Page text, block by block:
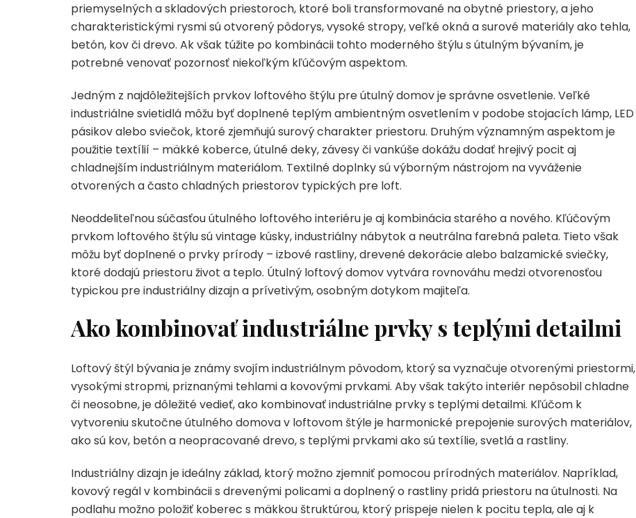
priemyselných a skladových priestoroch, ktoré boli transformované na obytné priestory, a jeho
charakteristickými rysmi sú otvorený pôdorys, vysoké stropy, veľké okná a surové materiály ako tehla,
betón, kov či drevo. Ak však túžite po kombinácii tohto moderného štýlu s útulným bývaním, je
potrebné venovať pozornosť niekoľkým kľúčovým aspektom.
Jedným z najdôležitejších prvkov loftového štýlu pre útulný domov je správne osvetlenie. Veľké
industriálne svietidlá môžu byť doplnené teplým ambientným osvetlením v podobe stojacích lámp, LED
pásikov alebo sviečok, ktoré zjemňujú surový charakter priestoru. Druhým významným aspektom je
použitie textílií – mäkké koberce, útulné deky, závesy či vankúše dokážu dodať hrejivý pocit aj
chladnejším industriálnym materiálom. Textilné doplnky sú výborným nástrojom na vyváženie
otvorených a často chladných priestorov typických pre loft.
Neoddeliteľnou súčasťou útulného loftového interiéru je aj kombinácia starého a nového. Kľúčovým
prvkom loftového štýlu sú vintage kúsky, industriálny nábytok a neutrálna farebná paleta. Tieto však
môžu byť doplnené o prvky prírody – izbové rastliny, drevené dekorácie alebo balzamické sviečky,
ktoré dodajú priestoru život a teplo. Útulný loftový domov vytvára rovnováhu medzi otvorenosťou
typickou pre industriálny dizajn a prívetivým, osobným dotykom majiteľa.
Ako kombinovať industriálne prvky s teplými detailmi
Loftový štýl bývania je známy svojím industriálnym pôvodom, ktorý sa vyznačuje otvorenými priestormi,
vysokými stropmi, priznanými tehlami a kovovými prvkami. Aby však takýto interiér nepôsobil chladne
či neosobne, je dôležité vedieť, ako kombinovať industriálne prvky s teplými detailmi. Kľúčom k
vytvoreniu skutočne útulného domova v loftovom štýle je harmonické prepojenie surových materiálov,
ako sú kov, betón a neopracované drevo, s teplými prvkami ako sú textílie, svetlá a rastliny.
Industriálny dizajn je ideálny základ, ktorý možno zjemniť pomocou prírodných materiálov. Napríklad,
kovový regál v kombinácii s drevenými policami a doplnený o rastliny pridá priestoru na útulnosti. Na
podlahu možno položiť koberec s mäkkou štruktúrou, ktorý prispeje nielen k pocitu tepla, ale aj k